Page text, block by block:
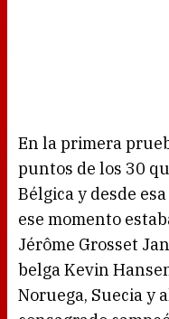
En la primera
puntos de los 30
Bélgica y desde
ese momento
Jérôme Grosset
belga Kevin
Noruega, Suecia y